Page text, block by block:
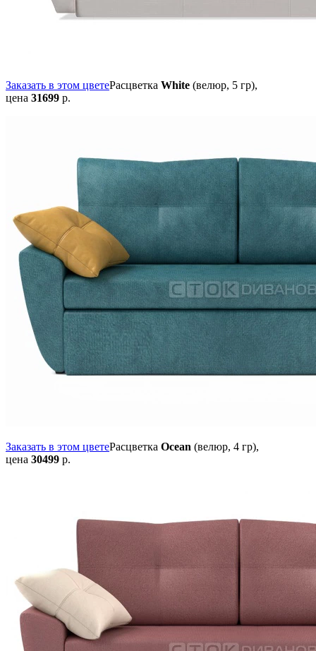
Заказать в этом цветеРасцветка White (велюр, 5 гр),
цена 31699 р.
Заказать в этом цветеРасцветка Ocean (велюр, 4 гр),
цена 30499 р.